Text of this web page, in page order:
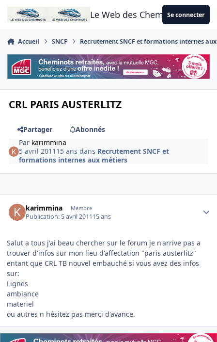
Aller au contenu
Le Web des CheminotsSe connecter
Accueil SNCF Recrutement SNCF et formations internes
CRL PARIS AUSTERLITZ
Partager
Abonnés
Par karimmina
5 avril 2011 15 ans dans Recrutement SNCF et
formations internes aux métiers
karimmina Membre
Publication: 5 avril 201115 ans
Salut a tous j'ai beau chercher sur le forum je n'arrive pas a
trouver d'infos sur mon lieu d'affectation "paris austerlitz"
entant que CRL TB nouvel embauché si vous avez des infos
sur:
Lignes
ambiance
materiel
ou autres n hésitez pas merci d'avance.